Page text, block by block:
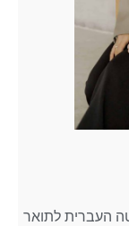
העברית לתואר